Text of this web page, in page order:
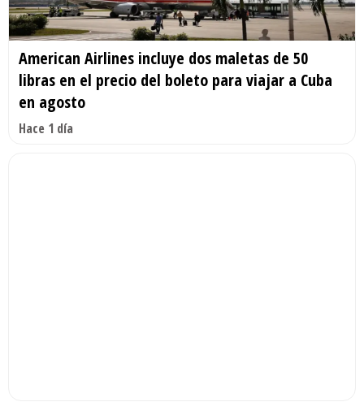
American Airlines incluye dos maletas de 50
libras en el precio del boleto para viajar a Cuba
en agosto
Hace 1 día